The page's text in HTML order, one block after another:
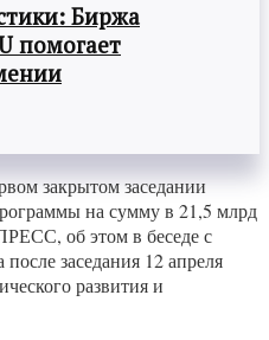
Биржа
помогает
закрытом заседании
на сумму в 21,5 млрд
об этом в беседе с
заседания 12 апреля
развития и